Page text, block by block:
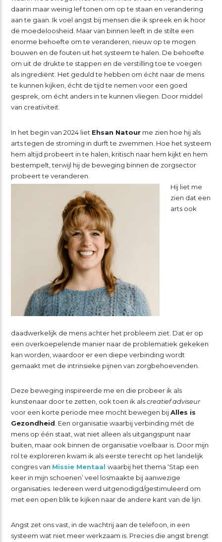
daarin maar weinig lef tonen om op te staan en verandering
aan te gaan. Ik voel angst bij mensen die ik spreek en ik hoor
de moedeloosheid. Maar van binnen leeft in de stilte een
enorme behoefte om te veranderen, nieuw op te mogen
bouwen en de fouten uit het systeem te halen. De behoefte
om uit de drukte te stappen en de verstilling toe te voegen
als ingrediënt. Het geduld te hebben om écht naar de mens
te kunnen kijken, écht de tijd te nemen voor een goed
gesprek, om écht anders in te kunnen vliegen. Door middel
van creativiteit.
In het begin van 2024 liet Ehsan Natourme zien hoe hij als
arts tegen de stroming in durft te zwemmen. Hoe het systeem
hem altijd probeert in te halen, kritisch naar hem kijkt en hem
bestempelt, terwijl hij de beweging binnen de zorgsector
probeert te veranderen.
Hij liet me
zien dat een
arts ook
daadwerkelijk de mens achter het probleem ziet. Dat er op
een overkoepelende manier naar de problematiek gekeken
kan worden, waardoor er een diepe verbinding wordt
gemaakt met de intrinsieke pijnen van zorgbehoevenden.
Deze beweging inspireerde me en die probeer ik als
kunstenaar door te zetten, ook toen ik alscreatief adviseur
voor een korte periode mee mocht bewegen bijAlles is
Gezondheid. Een organisatie waarbij verbinding mét de
mens op één staat, wat niet alleen als uitgangspunt naar
buiten, maar ook binnen de organisatie voelbaar is. Door mijn
rol te exploreren kwam ik als eerste terecht op het landelijk
congres van Missie Mentaal waarbij het thema ‘Stap een
keer in mijn schoenen’ veel losmaakte bij aanwezige
organisaties. Iedereen werd uitgenodigd/gestimuleerd om
met een open blik te kijken naar de andere kant van de lijn.
Angst zet ons vast, in de wachtrij aan de telefoon, in een
systeem wat niet meer werkzaam is. Precies die angst brengt